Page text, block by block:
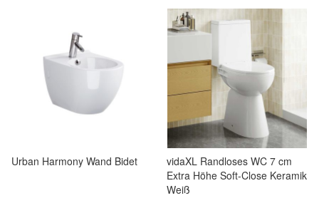
Urban Harmony Wand Bidet
vidaXL Randloses WC 7 cm
Extra Höhe Soft-Close Keramik
Weiß